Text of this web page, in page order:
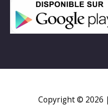
Copyright © 2026